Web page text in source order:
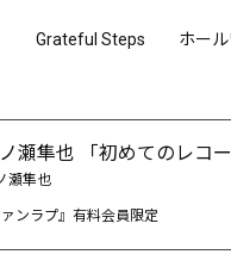
Grateful Steps ホー
瀬隼也 「初めてのレコー
瀬隼也
ァンラプ』有料会員限定